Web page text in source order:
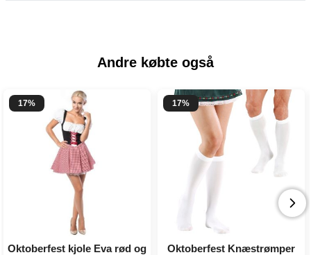
Andre købte også
17%
Oktoberfest kjole Eva rød og
17%
Oktoberfest Knæstrømper